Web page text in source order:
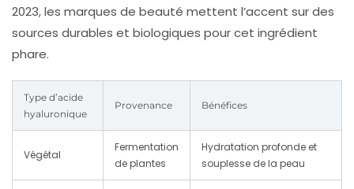
2023, les marques de beauté mettent l’accent sur des
sources durables et biologiques pour cet ingrédient
phare.
Type d’acide
hyaluronique
Provenance Bénéfices
Végétal
Fermentation
de plantes
Hydratation profonde et
souplesse de la peau